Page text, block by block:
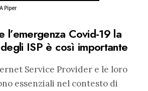
Piper
l’emergenza Covid-19 la
ISP è così importante
Service Provider e le loro
essenziali nel contesto di